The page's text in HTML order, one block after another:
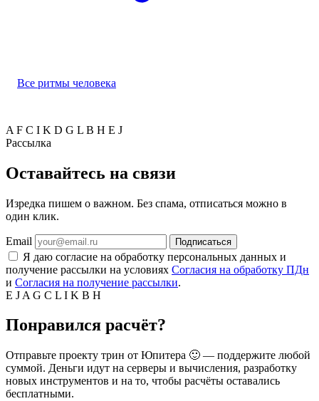
Все ритмы человека
A F C I K D G L B H E J
Рассылка
Оставайтесь на связи
Изредка пишем о важном. Без спама, отписаться можно в
один клик.
Email Подписаться
Я даю согласие на обработку персональных данных и
получение рассылки на условиях Согласия на обработку ПДн
и Согласия на получение рассылки.
E J A G C L I K B H
Понравился расчёт?
Отправьте проекту трин от Юпитера 🙂 — поддержите любой
суммой. Деньги идут на серверы и вычисления, разработку
новых инструментов и на то, чтобы расчёты оставались
бесплатными.